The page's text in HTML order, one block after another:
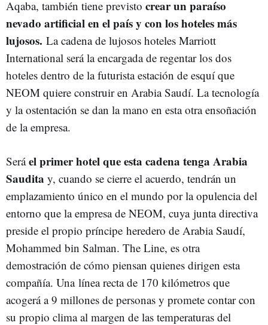
Aqaba, también tiene previsto crear un paraíso
nevado artificial en el país y con los hoteles más
lujosos. La cadena de lujosos hoteles Marriott
International será la encargada de regentar los dos
hoteles dentro de la futurista estación de esquí que
NEOM quiere construir en Arabia Saudí. La tecnología
y la ostentación se dan la mano en esta otra ensoñación
de la empresa.
Seráel primer hotel que esta cadena tenga Arabia
Saudita y, cuando se cierre el acuerdo, tendrán un
emplazamiento único en el mundo por la opulencia del
entorno que la empresa de NEOM, cuya junta directiva
preside el propio príncipe heredero de Arabia Saudí,
Mohammed bin Salman. The Line, es otra
demostración de cómo piensan quienes dirigen esta
compañía. Una línea recta de 170 kilómetros que
acogerá a 9 millones de personas y promete contar con
su propio clima al margen de las temperaturas del